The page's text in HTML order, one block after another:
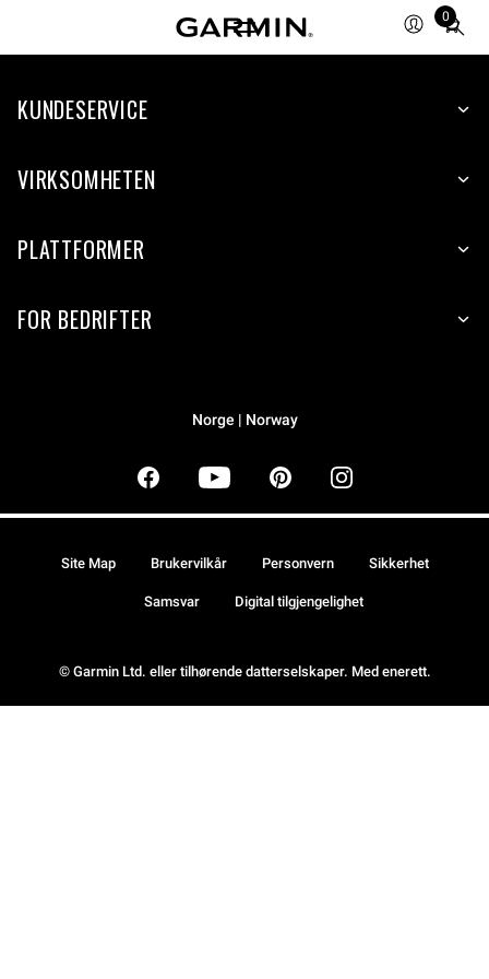
0
Total
items
cart:
KUNDESERVICE
VIRKSOMHETEN
PLATTFORMER
FOR BEDRIFTER
Norge | Norway
© Garmin Ltd. eller tilhørende datterselskaper. Med enerett.
Site Map Brukervilkår Personvern Sikkerhet
Samsvar Digital tilgjengelighet